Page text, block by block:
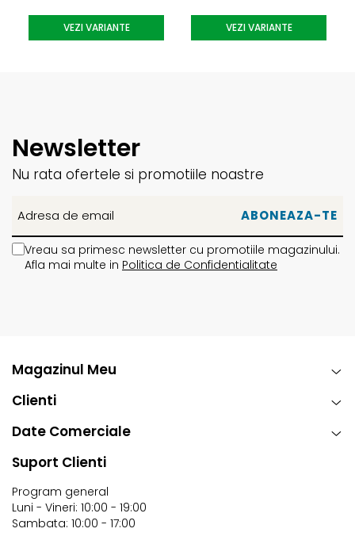
VEZI VARIANTE VEZI VARIANTE
Newsletter
Nu rata ofertele si promotiile noastre
Vreau sa primesc newsletter cu promotiile magazinului.
Afla mai multe in Politica de Confidentialitate
Magazinul Meu
Clienti
Date Comerciale
Suport Clienti
Program general
Luni - Vineri: 10:00 - 19:00
Sambata: 10:00 - 17:00